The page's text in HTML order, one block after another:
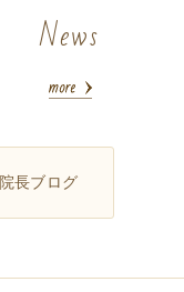
News
院長ブログ